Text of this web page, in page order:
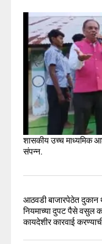
शासकीय उच्च माध्यमिक
संपन्न.
आठवडी बाजारपेठेत दुकान
नियमाच्या दुपट पैसे वसुल
कायदेशीर कारवाई